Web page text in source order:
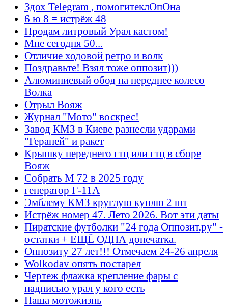
Здох Telegram , помогитеклОпОна
6 ю 8 = истрёж 48
Продам литровый Урал кастом!
Мне сегодня 50...
Отличие ходовой ретро и волк
Поздравьте! Взял тоже оппозит)))
Алюминиевый обод на переднее колесо
Волка
Отрыл Вояж
Журнал "Мото" воскрес!
Завод КМЗ в Киеве разнесли ударами
"Гераней" и ракет
Крышку переднего гтц или гтц в сборе
Вояж
Собрать М 72 в 2025 году
генератор Г-11А
Эмблему КМЗ круглую куплю 2 шт
Истрёж номер 47. Лето 2026. Вот эти даты
Пиратские футболки "24 года Оппозит.ру" -
остатки + ЕЩЁ ОДНА допечатка.
Оппозиту 27 лет!!! Отмечаем 24-26 апреля
Wolkodav опять постарел
Чертеж флажка крепление фары с
надписью урал у кого есть
Наша мотожизнь